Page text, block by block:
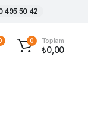
495 50 42
0 Toplam
₺0,00